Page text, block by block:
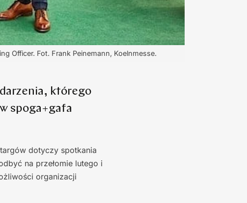
Officer. Fot. Frank Peinemann, Koelnmesse.
którego
spoga+gafa
dotyczy spotkania
na przełomie lutego i
organizacji